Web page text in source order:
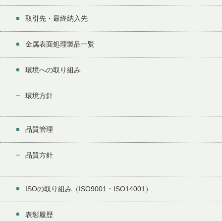
取引先・最終納入先
金属表面処理製品一覧
環境への取り組み
環境方針
品質管理
品質方針
ISOの取り組み（ISO9001・ISO14001）
表彰履歴